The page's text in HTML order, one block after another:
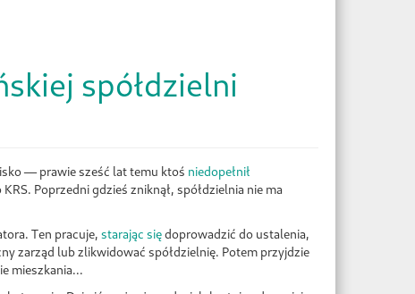
spółdzielni
— prawie sześć lat temu ktoś niedopełnił
Poprzedni gdzieś zniknął, spółdzielnia nie ma
Ten pracuje, starając siędoprowadzić do ustalenia,
zarząd lub zlikwidować spółdzielnię. Potem przyjdzie
mieszkania...